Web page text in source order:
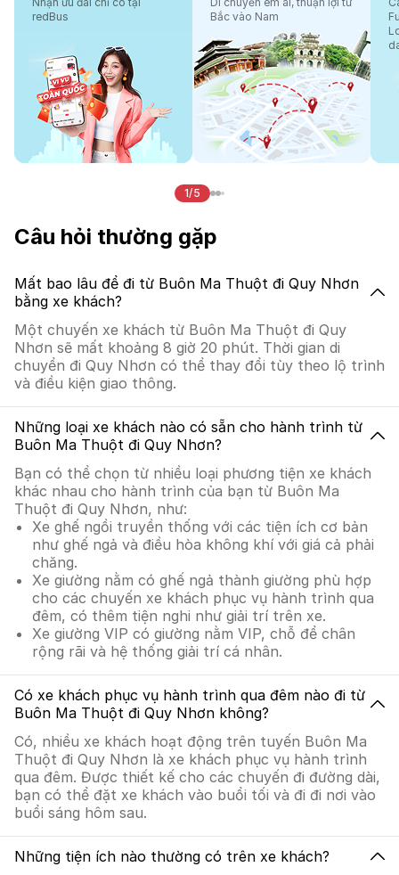
redBus
Bắc vào Nam
1/5
Câu hỏi thường gặp
Mất bao lâu để đi từ Buôn Ma Thuột đi Quy Nhơn
bằng xe khách?
Một chuyến xe khách từ Buôn Ma Thuột đi Quy
Nhơn sẽ mất khoảng 8 giờ 20 phút. Thời gian di
chuyển đi Quy Nhơn có thể thay đổi tùy theo lộ trình
và điều kiện giao thông.
Những loại xe khách nào có sẵn cho hành trình từ
Buôn Ma Thuột đi Quy Nhơn?
Bạn có thể chọn từ nhiều loại phương tiện xe khách
khác nhau cho hành trình của bạn từ Buôn Ma
Thuột đi Quy Nhơn, như:
Xe ghế ngồi truyền thống với các tiện ích cơ bản
như ghế ngả và điều hòa không khí với giá cả phải
chăng.
Xe giường nằm có ghế ngả thành giường phù hợp
cho các chuyến xe khách phục vụ hành trình qua
đêm, có thêm tiện nghi như giải trí trên xe.
Xe giường VIP có giường nằm VIP, chỗ để chân
rộng rãi và hệ thống giải trí cá nhân.
Có xe khách phục vụ hành trình qua đêm nào đi từ
Buôn Ma Thuột đi Quy Nhơn không?
Có, nhiều xe khách hoạt động trên tuyến Buôn Ma
Thuột đi Quy Nhơn là xe khách phục vụ hành trình
qua đêm. Được thiết kế cho các chuyến đi đường dài,
bạn có thể đặt xe khách vào buổi tối và đi đi nơi vào
buổi sáng hôm sau.
Những tiện ích nào thường có trên xe khách?